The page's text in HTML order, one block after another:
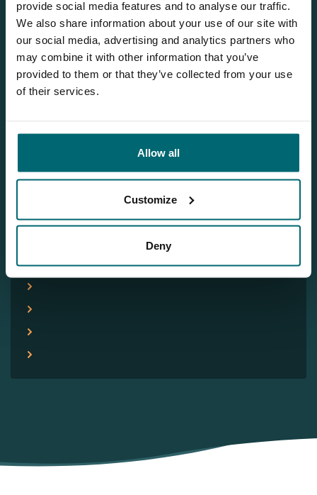
provide social media features and to analyse our traffic.
We also share information about your use of our site with
our social media, advertising and analytics partners who
may combine it with other information that you’ve
provided to them or that they’ve collected from your use
of their services.
Allow all
Customize
Deny
Sie möchten weitere Informationen?
Brauchen Sie weitere Informationen über diesen See? Wir
helfen gerne weiter
info@thecarpspecialist.de
WhatsApp:+31 6 5519 1755
Neueste Beiträge